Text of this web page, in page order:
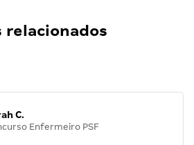
relacionados
C.
Enfermeiro PSF